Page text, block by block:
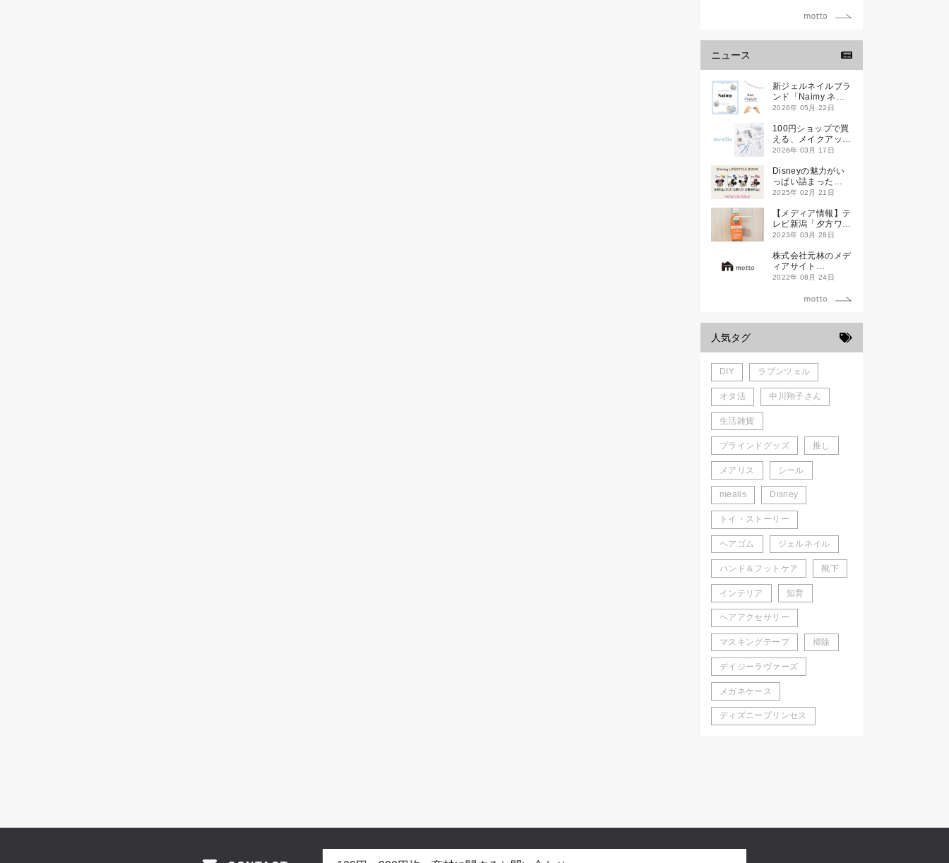
ニュース
新ジェルネイルブラ
ンド「Naimy ネイ
ミィ」が誕生します
2026年 05月 22日
100円ショップで買
える、メイクアップ
ブランド
ス）」誕生。
2026年 03月 17日
Disneyの魅力がい
っぱい詰まった
『Disney
』が2月21日(金)に
新発売！
2025年 02月 21日
【メディア情報】テ
レビ新潟「夕方ワイ
ド新潟一番」
2023年 03月 28日
株式会社元林のメデ
ィアサイト
「motto」がローン
2022年 08月 24日
人気タグ
DIY ラプンツェル
オタ活 中川翔子さん
生活雑貨
ブラインドグッズ 推し
メアリス シール
mealis Disney
トイ・ストーリー
ヘアゴム ジェルネイル
ハンド＆フットケア 靴下
インテリア 知育
ヘアアクセサリー
マスキングテープ 掃除
デイジーラヴァーズ
メガネケース
ディズニープリンセス